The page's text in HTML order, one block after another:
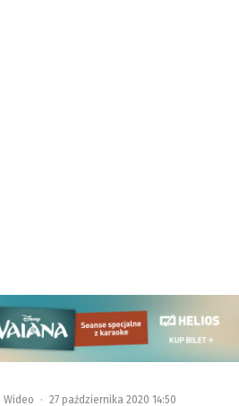
Wideo · 27 października 2020 14:50